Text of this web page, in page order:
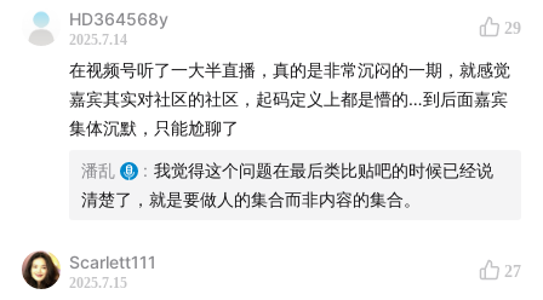
*特别鸣谢：感谢资深社区从业者
为本期讨论提供策
划支持
⏰【时间线】
HD364568y
2025.7.14
29
在视频号听了一大半直播，真的是非常沉闷的一期，就感觉
嘉宾其实对社区的社区，起码定义上都是懵的…到后面嘉宾
集体沉默，只能尬聊了
潘乱 : 我觉得这个问题在最后类比贴吧的时候已经说
清楚了，就是要做人的集合而非内容的集合。
Scarlett111
2025.7.15
27